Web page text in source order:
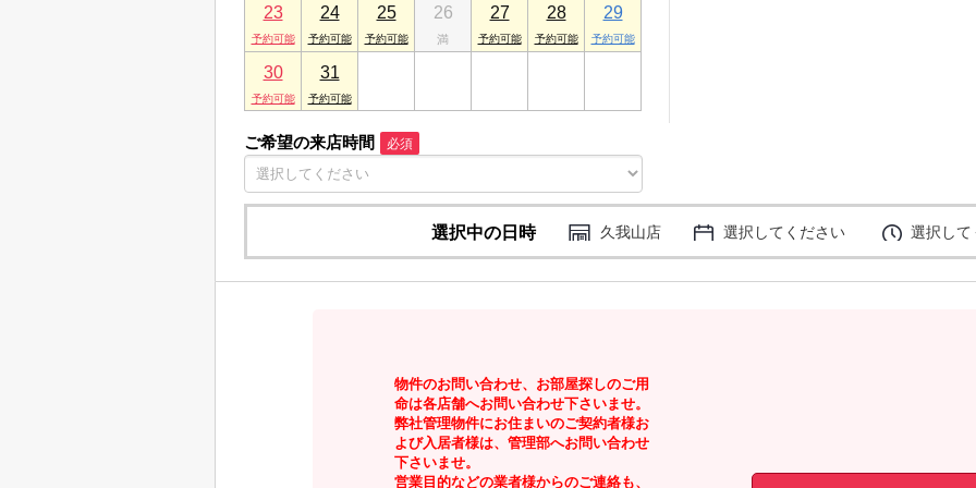
23 24 25 26 27 28 29
30 31
ご希望の来店時間 必須
選択中の日時 久我山店 選択してください 選択して
物件のお問い合わせ、お部屋探しのご用
命は各店舗へお問い合わせ下さいませ。
弊社管理物件にお住まいのご契約者様お
よび入居者様は、管理部へお問い合わせ
下さいませ。
営業目的などの業者様からのご連絡も、